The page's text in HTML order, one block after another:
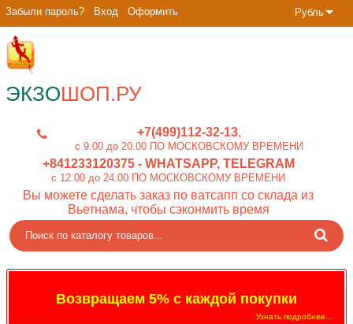
Рубль
Забыли пароль? Вход Оформить
ЭКЗОШОП.РУ
+7(499)112-32-13
c 9.00 до 20.00 ПО МОСКОВСКОМУ ВРЕМЕНИ
+841233120375- WHATSAPP, TELEGRAM
c 12.00 до 24.00 ПО МОСКОВСКОМУ ВРЕМЕНИ
Вы можете сделать заказ по ватсапп со склада из
Вьетнама, чтобы сэконмить время
Возвращаем 5% с каждой покупки
Узнать подробнее...